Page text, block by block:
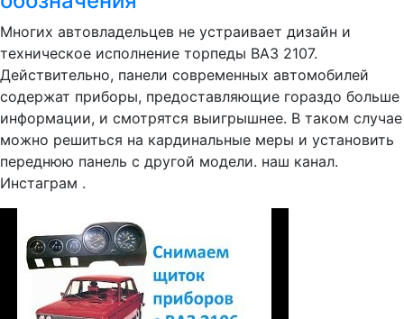
Многих автовладельцев не устраивает дизайн и
техническое исполнение торпеды ВАЗ 2107.
Действительно, панели современных автомобилей
содержат приборы, предоставляющие гораздо больше
информации, и смотрятся выигрышнее. В таком случае
можно решиться на кардинальные меры и установить
переднюю панель с другой модели. наш канал.
Инстаграм .